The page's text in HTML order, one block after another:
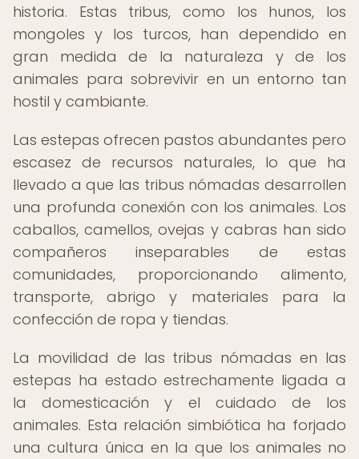
historia. Estas tribus, como los hunos, los
mongoles y los turcos, han dependido en
gran medida de la naturaleza y de los
animales para sobrevivir en un entorno tan
hostil y cambiante.
Las estepas ofrecen pastos abundantes pero
escasez de recursos naturales, lo que ha
llevado a que las tribus nómadas desarrollen
una profunda conexión con los animales. Los
caballos, camellos, ovejas y cabras han sido
compañeros inseparables de estas
comunidades, proporcionando alimento,
transporte, abrigo y materiales para la
confección de ropa y tiendas.
La movilidad de las tribus nómadas en las
estepas ha estado estrechamente ligada a
la domesticación y el cuidado de los
animales. Esta relación simbiótica ha forjado
una cultura única en la que los animales no